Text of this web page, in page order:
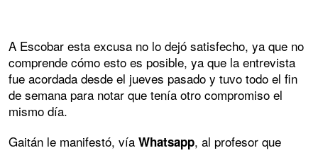
A Escobar esta excusa no lo dejó satisfecho, ya que no
comprende cómo esto es posible, ya que la entrevista
fue acordada desde el jueves pasado y tuvo todo el fin
de semana para notar que tenía otro compromiso el
mismo día.
Gaitán le manifestó, vía Whatsapp, al profesor que